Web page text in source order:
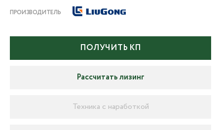
ПРОИЗВОДИТЕЛЬ
ПОЛУЧИТЬ КП
Рассчитать лизинг
Техника с наработкой